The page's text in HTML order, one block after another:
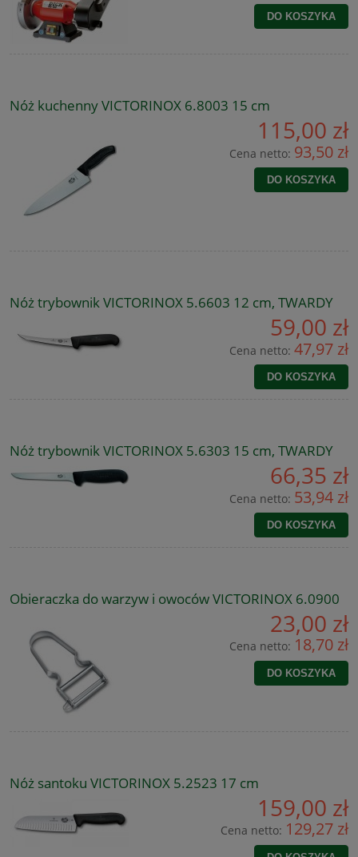
DO KOSZYKA
Nóż kuchenny VICTORINOX 6.8003 15 cm
115,00 zł
Cena netto: 93,50 zł
DO KOSZYKA
Nóż trybownik VICTORINOX 5.6603 12 cm, TWARDY
59,00 zł
Cena netto: 47,97 zł
DO KOSZYKA
Nóż trybownik VICTORINOX 5.6303 15 cm, TWARDY
66,35 zł
Cena netto: 53,94 zł
DO KOSZYKA
Obieraczka do warzyw i owoców VICTORINOX 6.0900
23,00 zł
Cena netto: 18,70 zł
DO KOSZYKA
Nóż santoku VICTORINOX 5.2523 17 cm
159,00 zł
Cena netto: 129,27 zł